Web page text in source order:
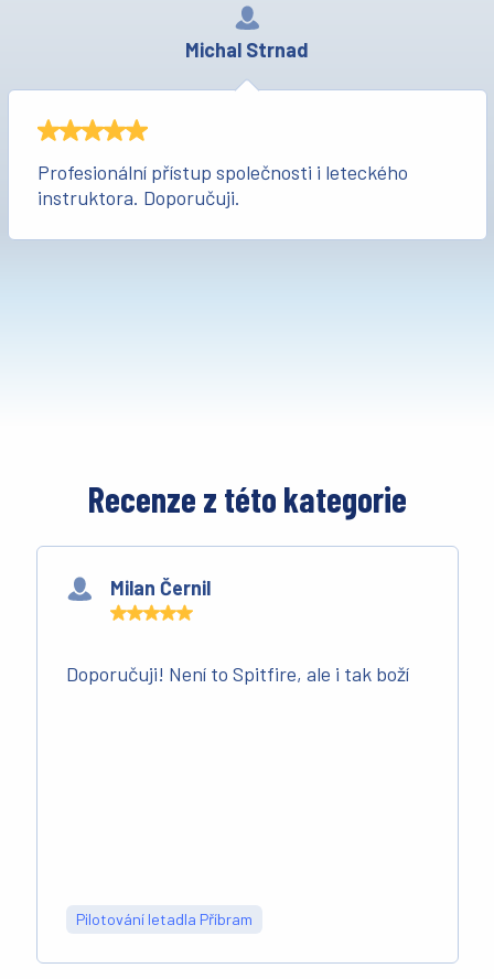
Michal Strnad
Profesionální přístup společnosti i leteckého
instruktora. Doporučuji.
Recenze z této kategorie
Milan Černil
Doporučuji! Není to Spitfire, ale i tak boží
Pilotování letadla Příbram